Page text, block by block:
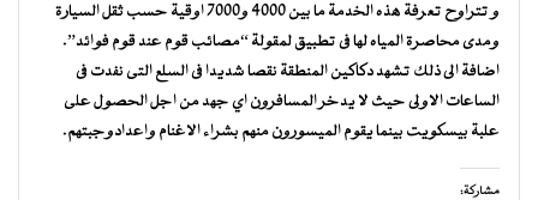
و تتراوح تعرفة هذه الخدمة ما بين 4000 و7000 اوقية حسب ثقل السيارة
ومدى محاصرة المياه لها فى تطبيق لمقولة “مصائب قوم عند قوم فوائد”.
اضافة الى ذلك تشهد دكاكين المنطقة نقصا شديدا فى السلع التى نفدت فى
الساعات الاولى حيث لا يدخر المسافرون اي جهد من اجل الحصول على
علبة بيسكويت بينما يقوم الميسورون منهم بشراء الاغنام واعدادوجبتهم.
مشاركة: